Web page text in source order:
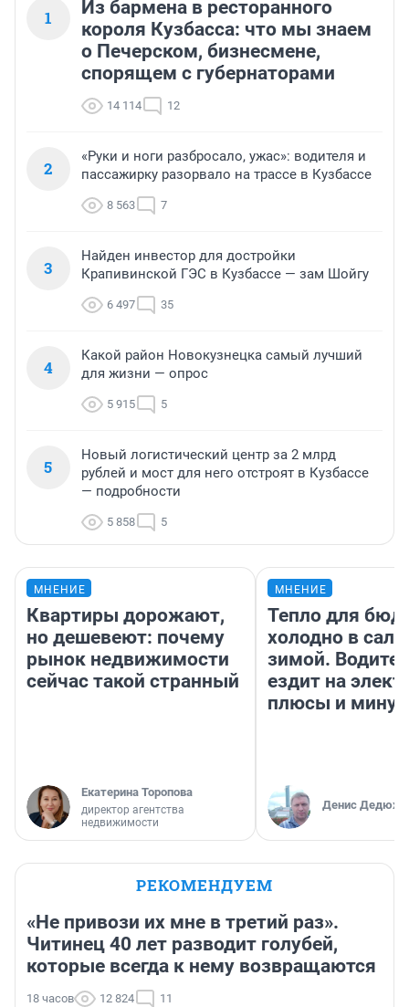
1
Из бармена в ресторанного
короля Кузбасса: что мы знаем
о Печерском, бизнесмене,
спорящем с губернаторами
14 114 12
2
«Руки и ноги разбросало, ужас»: водителя и
пассажирку разорвало на трассе в Кузбассе
8 563 7
3
Найден инвестор для достройки
Крапивинской ГЭС в Кузбассе — зам Шойгу
6 497 35
4
Какой район Новокузнецка самый лучший
для жизни — опрос
5 915 5
5
Новый логистический центр за 2 млрд
рублей и мост для него отстроят в Кузбассе
— подробности
5 858 5
МНЕНИЕ
Квартиры дорожают,
но дешевеют: почему
рынок недвижимости
сейчас такой странный
Екатерина Торопова
директор агентства
недвижимости
МНЕНИЕ
Тепло для
холодно в
зимой.
ездит на
плюсы и
Денис
РЕКОМЕНДУЕМ
«Не привози их мне в третий раз».
Читинец 40 лет разводит голубей,
которые всегда к нему возвращаются
18 часов 12 824 11